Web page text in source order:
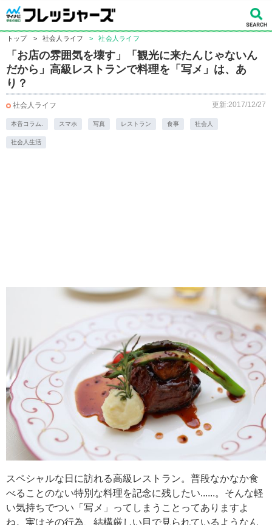
トップ > 社会人ライフ > 社会人ライフ
「お店の雰囲気を壊す」「観光に来たんじゃないん
だから」高級レストランで料理を「写メ」は、あ
り？
社会人ライフ 更新:2017/12/27
本音コラム. スマホ 写真 レストラン 食事 社会人
社会人生活
スペシャルな日に訪れる高級レストラン。普段なかなか食
べることのない特別な料理を記念に残したい......。そんな軽
い気持ちでつい「写メ」ってしまうことってありますよ
ね。実はその行為、結構厳しい目で見られているようなん